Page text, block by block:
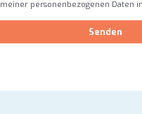
personenbezogenen Daten
Senden